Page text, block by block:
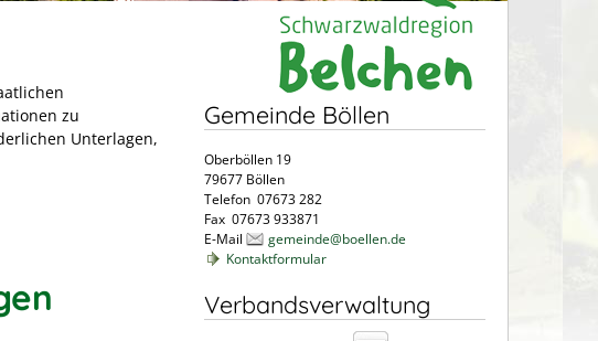
zu
Unterlagen,
Gemeinde Böllen
Oberböllen 19
79677 Böllen
Telefon 07673 282
Fax 07673 933871
E-Mail
gemeinde@boellen.de
Kontaktformular
Verbandsverwaltung